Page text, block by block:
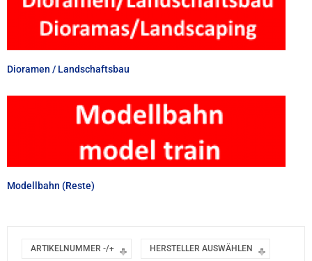
Dioramen / Landschaftsbau
Modellbahn (Reste)
ARTIKELNUMMER -/+ HERSTELLER AUSWÄHLEN